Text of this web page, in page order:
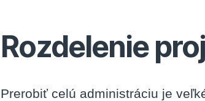
Rozdelenie
Prerobiť celú administráciu je